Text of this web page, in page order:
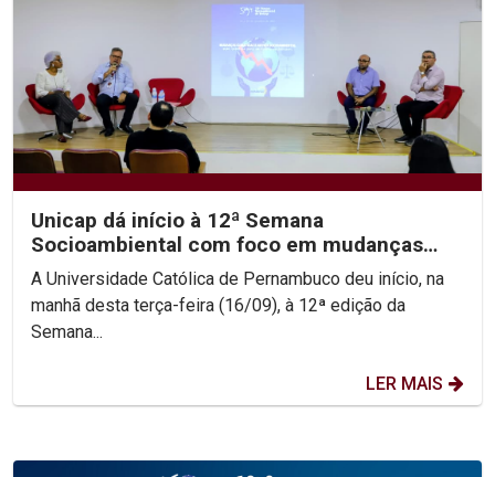
Unicap dá início à 12ª Semana
Socioambiental com foco em mudanças
climáticas e justiça...
A Universidade Católica de Pernambuco deu início, na
manhã desta terça-feira (16/09), à 12ª edição da
Semana...
LER MAIS